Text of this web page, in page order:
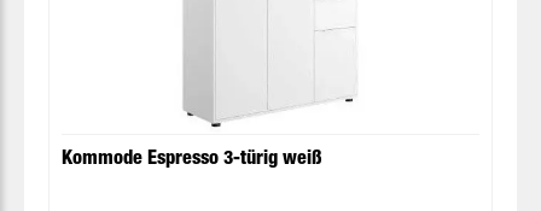
Kommode Espresso 3-türig weiß